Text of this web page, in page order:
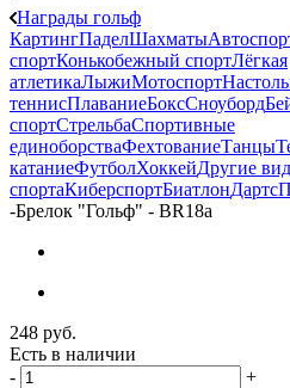
Награды гольф
КартингПаделШахматы
спортКонькобежный спортЛёгкая
атлетикаЛыжиМотоспорт
теннисПлаваниеБоксСноуборд
спортСтрельбаСпортивные
единоборстваФехтованиеТанцы
катаниеФутболХоккейДругие
спортаКиберспортБиатлонДартс
-Брелок "Гольф" - BR18a
248 руб.
Есть в наличии
-
+